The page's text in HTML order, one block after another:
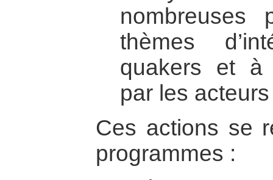
nombreuses
thèmes
quakers et à
par les
Ces actions se
programmes :